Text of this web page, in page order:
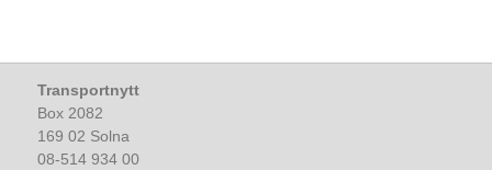
Transportnytt
Box 2082
169 02 Solna
08-514 934 00